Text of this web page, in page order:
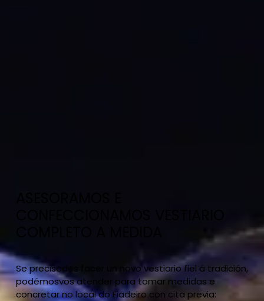
Se precisades facer un novo vestiario fiel á tradición,
podémosvos atender para tomar medidas e
concretar no local do Fiadeiro con cita previa: